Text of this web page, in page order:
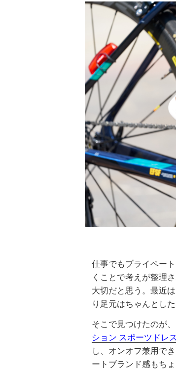
仕事でもプライベー
くことで考えが整理
大切だと思う。最近
り足元はちゃんとし
そこで見つけたのが
ション スポーツドレス
し、オンオフ兼用で
ートブランド感もち